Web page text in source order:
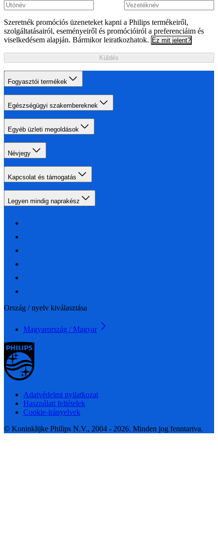
Szeretnék promóciós üzeneteket kapni a Philips termékeiről,
szolgáltatásairól, eseményeiről és promócióiról a preferenciáim és
viselkedésem alapján. Bármikor leiratkozhatok. Ez mit jelent?
Küldés
Fogyasztói termékek
Egészségügyi szakembereknek
Egyéb üzleti megoldások
Névjegy
Kapcsolat és támogatás
Legyen mindig naprakész
Ország / nyelv kiválasztása
Magyarország / Magyar
Adatvédelmi nyilatkozat
Használati feltételek
Cookie-irányelvek
© Koninklijke Philips N.V., 2004 - 2026. Minden jog fenntartva.